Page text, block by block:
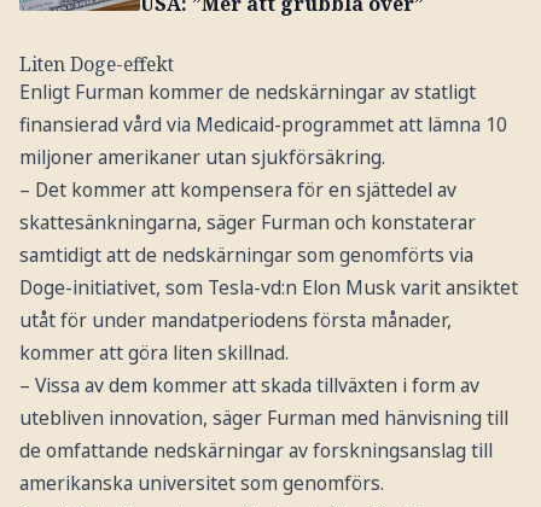
Liten Doge-effekt
Enligt Furman kommer de nedskärningar av statligt
finansierad vård via Medicaid-programmet att lämna 10
miljoner amerikaner utan sjukförsäkring.
– Det kommer att kompensera för en sjättedel av
skattesänkningarna, säger Furman och konstaterar
samtidigt att de nedskärningar som genomförts via
Doge-initiativet, som Tesla-vd:n Elon Musk varit ansiktet
utåt för under mandatperiodens första månader,
kommer att göra liten skillnad.
– Vissa av dem kommer att skada tillväxten i form av
utebliven innovation, säger Furman med hänvisning till
de omfattande nedskärningar av forskningsanslag till
amerikanska universitet som genomförs.